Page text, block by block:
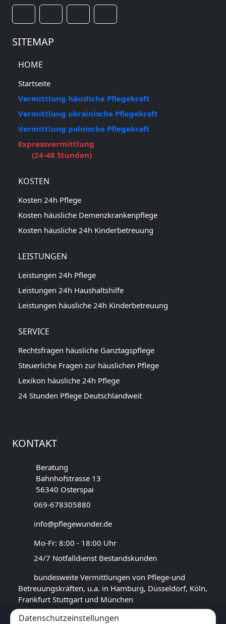
SITEMAP
HOME
Startseite
Vermittlung häusliche Pflegekraft
Vermittlung ukrainische Pflegekraft
Vermittlung polnische Pflegekraft
Expressvermittlung
(24-48 Stunden)
KOSTEN
Kosten 24h Pflege
Kosten häusliche Demenzkrankenpflege
Kosten häusliche 24h Kinderbetreuung
LEISTUNGEN
Leistungen 24h Pflege
Leistungen 24h Haushaltshilfe
Leistungen häusliche 24h Kinderbetreuung
SERVICE
Rechtsfragen häusliche Ganztagspflege
Steuerliche Fragen zur häuslichen Pflege
Lexikon häusliche 24h Pflege
24 Stunden Pflege Deutschlandweit
KONTAKT
Beratung
Bahnhofstrasse 13
56340 Osterspai
069-678305880
info@pflegewunder.de
Mo-Fr: 8:00 - 18:00 Uhr
24/7 Notfalldienst Bestandskunden
bundesweite Vermittlungen von Pflege-und
Betreuungskräften, u.a. in Hamburg, Düsseldorf, Köln,
Frankfurt Stuttgart und München
Datenschutzeinstellungen